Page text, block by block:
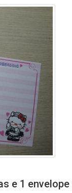
e 1 envelope